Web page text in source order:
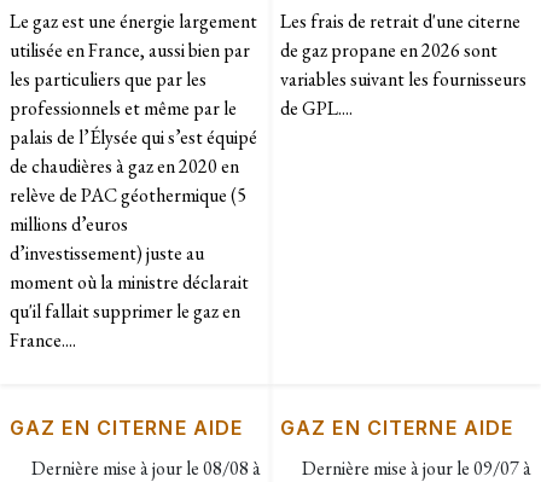
Le gaz est une énergie largement
utilisée en France, aussi bien par
les particuliers que par les
professionnels et même par le
palais de l’Élysée qui s’est équipé
de chaudières à gaz en 2020 en
relève de PAC géothermique (5
millions d’euros
d’investissement) juste au
moment où la ministre déclarait
qu'il fallait supprimer le gaz en
France....
Les frais de retrait d'une citerne
de gaz propane en 2026 sont
variables suivant les fournisseurs
de GPL....
GAZ EN CITERNE AIDE
Dernière mise à jour le08/08 à
GAZ EN CITERNE AIDE
Dernière mise à jour le09/07 à